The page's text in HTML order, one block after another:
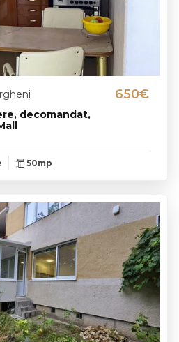
decomandat,
650€
50mp